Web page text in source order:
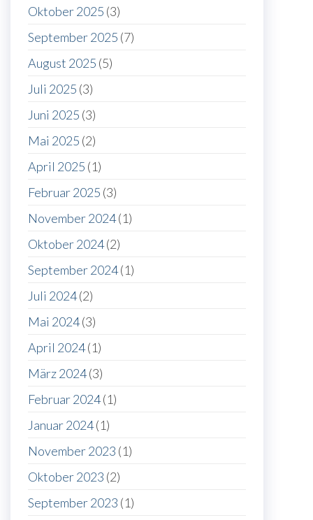
Oktober 2025 (3)
September 2025 (7)
August 2025 (5)
Juli 2025 (3)
Juni 2025 (3)
Mai 2025 (2)
April 2025 (1)
Februar 2025 (3)
November 2024(1)
Oktober 2024(2)
September 2024(1)
Juli 2024(2)
Mai 2024(3)
April 2024(1)
März 2024(3)
Februar 2024(1)
Januar 2024(1)
November 2023 (1)
Oktober 2023 (2)
September 2023 (1)